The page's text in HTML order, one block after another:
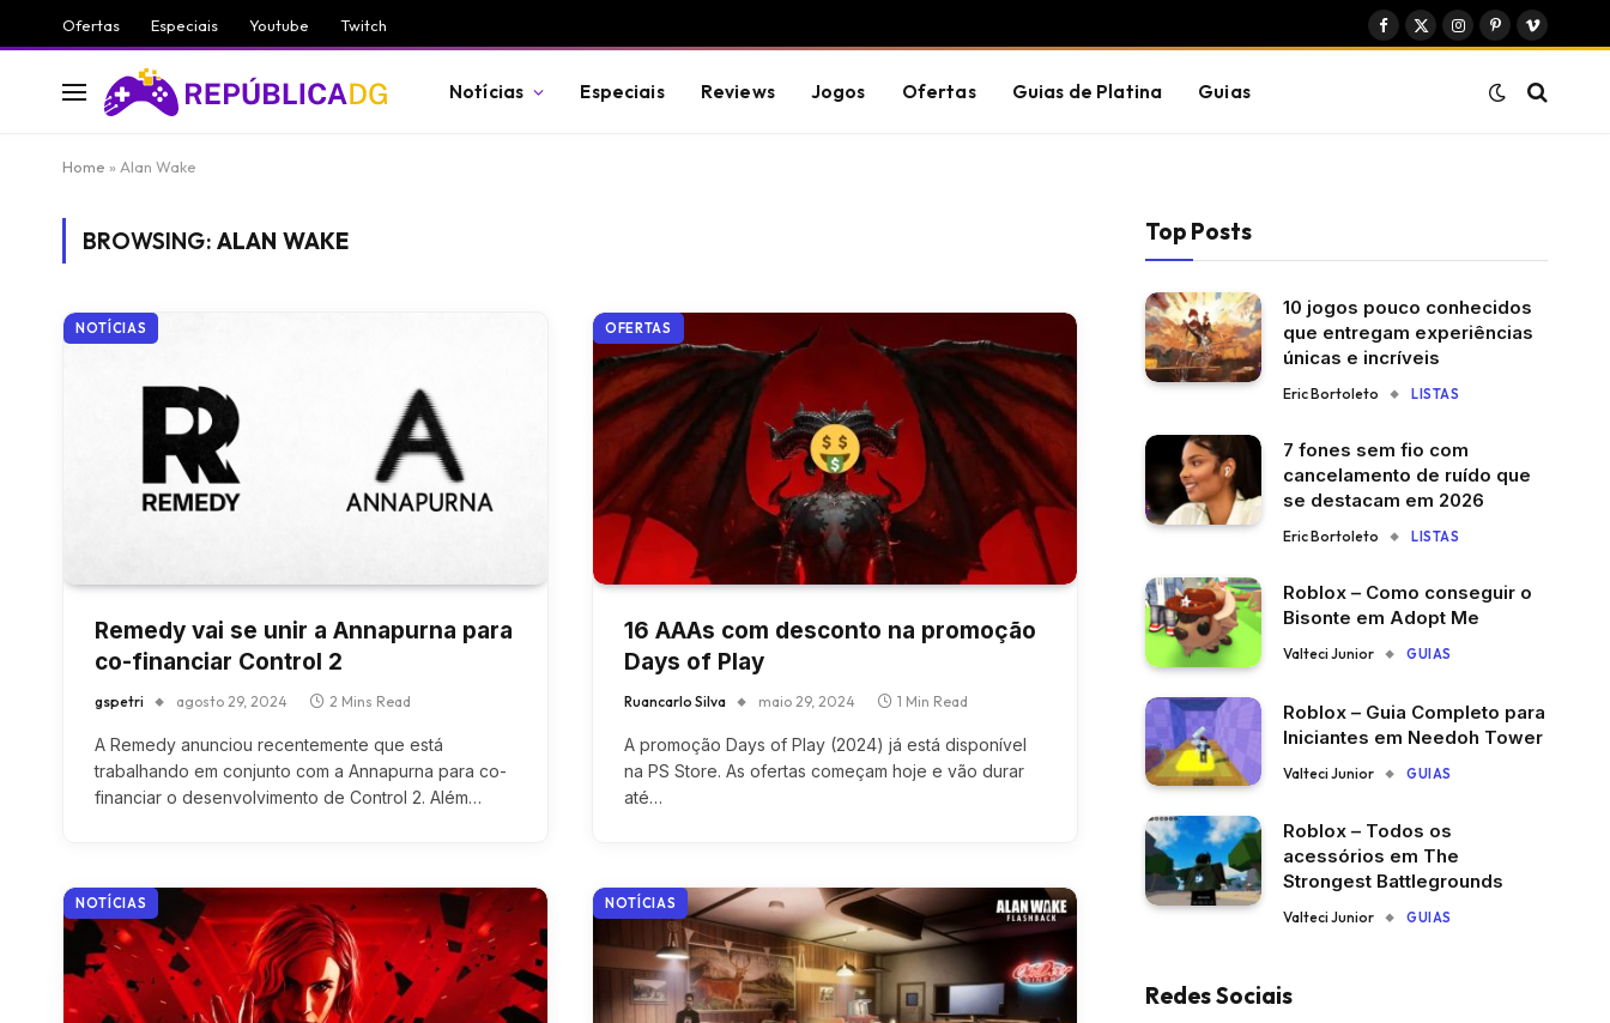
Ofertas Especiais Youtube Twitch
Facebook
X
Instagram
PinterestVimeo
Notícias Especiais Reviews Jogos Ofertas Guias de Platina Guias
Home » Alan Wake
BROWSING: ALAN WAKE
NOTÍCIAS
Remedy vai se unir a Annapurna para
co-financiar Control 2
gspetri agosto 29, 2024 2 Mins Read
A Remedy anunciou recentemente que está
trabalhando em conjunto com a Annapurna para co-
financiar o desenvolvimento de Control 2. Além…
OFERTAS
16 AAAs com desconto na promoção
Days of Play
Ruancarlo Silva maio 29, 2024 1 Min Read
A promoção Days of Play (2024) já está disponível
na PS Store. As ofertas começam hoje e vão durar
até…
NOTÍCIAS NOTÍCIAS
Top Posts
10 jogos pouco conhecidos
que entregam experiências
únicas e incríveis
Eric Bortoleto LISTAS
7 fones sem fio com
cancelamento de ruído que
se destacam em 2026
Eric Bortoleto LISTAS
Roblox – Como conseguir o
Bisonte em Adopt Me
Valteci Junior GUIAS
Roblox – Guia Completo para
Iniciantes em Needoh Tower
Valteci Junior GUIAS
Roblox – Todos os
acessórios em The
Strongest Battlegrounds
Valteci Junior GUIAS
Redes Sociais